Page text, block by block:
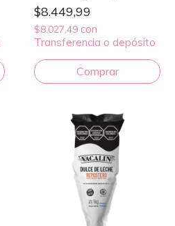
$8.449,99
$8.027,49 con
Transferencia o depósito